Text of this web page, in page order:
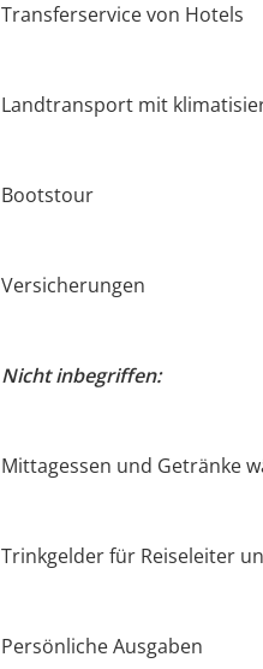
Transferservice von Hotels
Landtransport mit
Bootstour
Versicherungen
Nicht inbegriffen:
Mittagessen und Getränke
Trinkgelder für Reiseleiter
Persönliche Ausgaben